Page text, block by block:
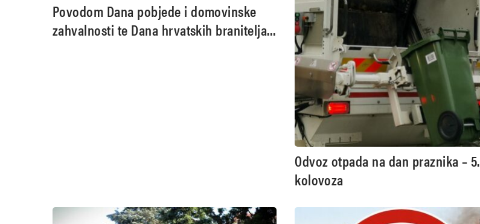
Povodom Dana pobjede i domovinske
zahvalnosti te Dana hrvatskih branitelja
Odvoz otpada na dan praznika – 5.
kolovoza